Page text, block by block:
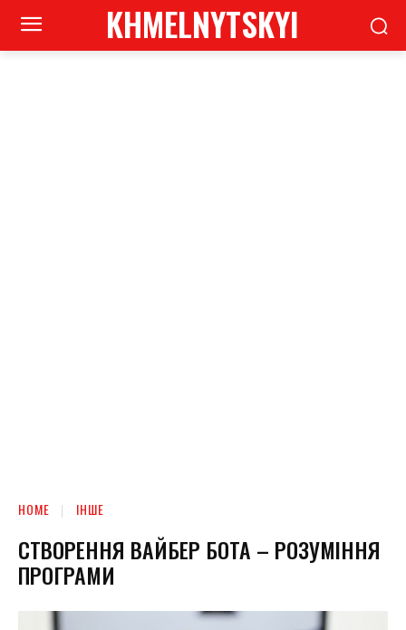
KHMELNYTSKYI
HOME ІНШЕ
СТВОРЕННЯ ВАЙБЕР БОТА – РОЗУМІННЯ
ПРОГРАМИ